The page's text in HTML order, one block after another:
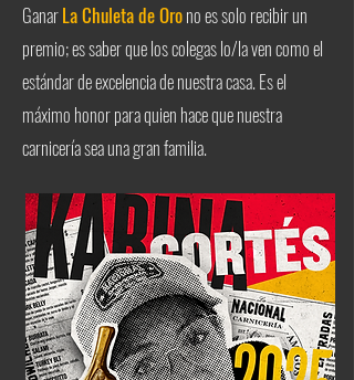
GanarLa Chuleta de Orono es solo recibir un
premio; es saber que los colegas lo/la ven como el
estándar de excelencia de nuestra casa. Es el
máximo honor para quien hace que nuestra
carnicería sea una gran familia.